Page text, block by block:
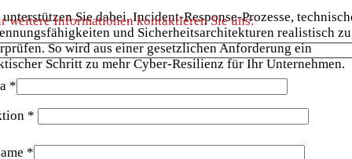
Sie dabei, Incident-Response-Prozesse,
und Sicherheitsarchitekturen realistisch zu
So wird aus einer gesetzlichen Anforderung ein
Schritt zu mehr Cyber-Resilienz für Ihr Unternehmen.
weitere Informationen kontaktieren Sie uns:
*
*
*